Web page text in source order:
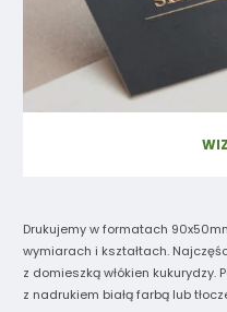
Drukujemy w formatach
wymiarach i kształtach.
z domieszką włókien kukurydzy.
z nadrukiem białą farbą lub